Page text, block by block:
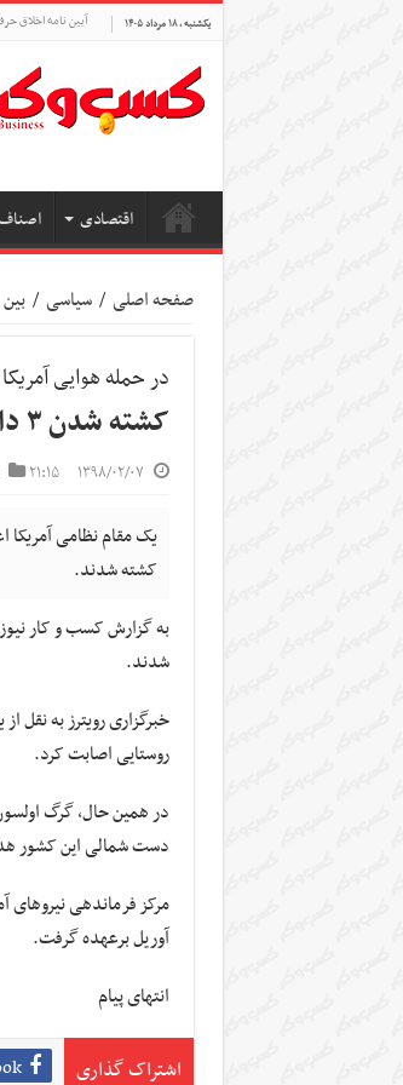
یکشنبه , ۱۸ مرداد ۱۴۰۵ آیین نامه اخلاق
اقتصادی
صفحه اصلی / سیاسی /
در حمله هوایی
کشته شدن ۳ داعشی در سومالی
۱۳۹۸/۰۲/۰۷ ۲۱:۱۵
یک مقام نظامی
کشته شدند.
به گزارش کسب و کار
شدند.
خبرگزاری رویترز به
روستایی اصابت کرد.
در همین حال، گرگ
دست شمالی این کشور
آوریل برعهده گرفت.
انتهای پیام
اشتراک گذاری